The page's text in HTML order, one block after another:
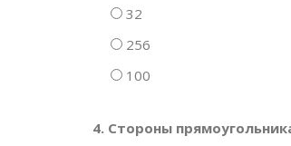
32
256
100
4. Стороны